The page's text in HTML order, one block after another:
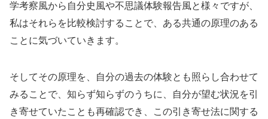
学考察風から自分史風や不思議体験報告風と様々ですが、
私はそれらを比較検討することで、ある共通の原理のある
ことに気づいていきます。
そしてその原理を、自分の過去の体験とも照らし合わせて
みることで、知らず知らずのうちに、自分が望む状況を引
き寄せていたことも再確認でき、この引き寄せ法に関する